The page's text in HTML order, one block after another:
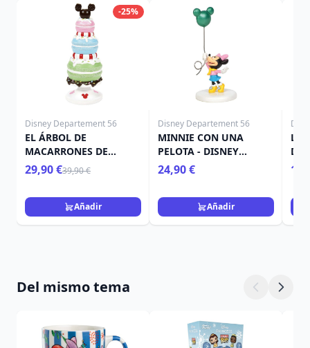
-25%
Disney Departement 56
EL ÁRBOL DE
MACARRONES DE
MICKEY - Disney D56
29,90 €39,90 €
Añadir
Disney Departement 56
MINNIE CON UNA
PELOTA - DISNEY
VILLAGE
24,90 €
Añadir
LA
Del mismo tema